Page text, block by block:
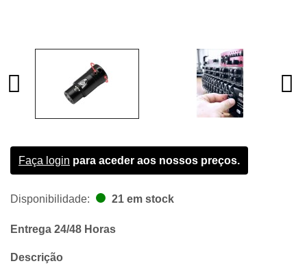
Faça login para aceder aos nossos preços.
Disponibilidade: 21 em stock
Entrega 24/48 Horas
Descrição